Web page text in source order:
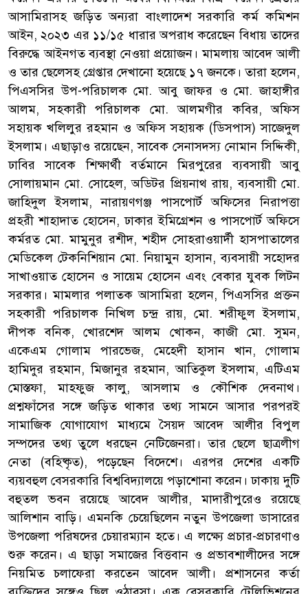
আসামিরাসহ জড়িত অন্যরা বাংলাদেশ সরকারি কর্ম কমিশন
আইন, ২০২৩ এর ১১/১৫ ধারার অপরাধ করেছেন বিধায় তাদের
বিরুদ্ধে আইনগত ব্যবস্থা নেওয়া প্রয়োজন। মামলায় আবেদ আলী
ও তার ছেলেসহ গ্রেপ্তার দেখানো হয়েছে ১৭ জনকে। তারা হলেন,
পিএসসির উপ-পরিচালক মো. আবু জাফর ও মো. জাহাঙ্গীর
আলম, সহকারী পরিচালক মো. আলমগীর কবির, অফিস
সহায়ক খলিলুর রহমান ও অফিস সহায়ক (ডিসপাস) সাজেদুল
ইসলাম। এছাড়াও রয়েছেন, সাবেক সেনাসদস্য নোমান সিদ্দিকী,
ঢাবির সাবেক শিক্ষার্থী বর্তমানে মিরপুরের ব্যবসায়ী আবু
সোলায়মান মো. সোহেল, অডিটর প্রিয়নাথ রায়, ব্যবসায়ী মো.
জাহিদুল ইসলাম, নারায়ণগঞ্জ পাসপোর্ট অফিসের নিরাপত্তা
প্রহরী শাহাদাত হোসেন, ঢাকার ইমিগ্রেশন ও পাসপোর্ট অফিসে
কর্মরত মো. মামুনুর রশীদ, শহীদ সোহরাওয়ার্দী হাসপাতালের
মেডিকেল টেকনিশিয়ান মো. নিয়ামুন হাসান, ব্যবসায়ী সহোদর
সাখাওয়াত হোসেন ও সায়েম হোসেন এবং বেকার যুবক লিটন
সরকার। মামলার পলাতক আসামিরা হলেন, পিএসসির প্রক্তন
সহকারী পরিচালক নিখিল চন্দ্র রায়, মো. শরীফুল ইসলাম,
দীপক বনিক, খোরশেদ আলম খোকন, কাজী মো. সুমন,
একেএম গোলাম পারভেজ, মেহেদী হাসান খান, গোলাম
হামিদুর রহমান, মিজানুর রহমান, আতিকুল ইসলাম, এটিএম
মোস্তফা, মাহফুজ কালু, আসলাম ও কৌশিক দেবনাথ।
প্রশ্নফাঁসের সঙ্গে জড়িত থাকার তথ্য সামনে আসার পরপরই
সামাজিক যোগাযোগ মাধ্যমে সৈয়দ আবেদ আলীর বিপুল
সম্পদের তথ্য তুলে ধরছেন নেটিজেনরা। তার ছেলে ছাত্রলীগ
নেতা (বহিষ্কৃত), পড়েছেন বিদেশে। এরপর দেশের একটি
ব্যয়বহুল বেসরকারি বিশ্ববিদ্যালয়ে পড়াশোনা করেন। ঢাকায় দুটি
বহুতল ভবন রয়েছে আবেদ আলীর, মাদারীপুরেও রয়েছে
আলিশান বাড়ি। এমনকি চেয়েছিলেন নতুন উপজেলা ডাসারের
উপজেলা পরিষদের চেয়ারম্যান হতে। এ লক্ষ্যে প্রচার-প্রচারণাও
শুরু করেন। এ ছাড়া সমাজের বিত্তবান ও প্রভাবশালীদের সঙ্গে
নিয়মিত চলাফেরা করতেন আবেদ আলী। প্রশাসনের কর্তা